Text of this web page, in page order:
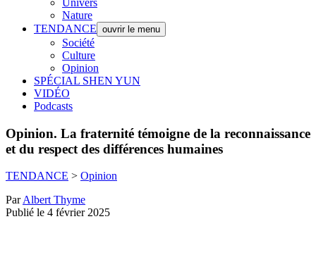
Univers
Nature
TENDANCE ouvrir le menu
Société
Culture
Opinion
SPÉCIAL SHEN YUN
VIDÉO
Podcasts
Opinion. La fraternité témoigne de la reconnaissance
et du respect des différences humaines
TENDANCE > Opinion
ParAlbert Thyme
Publié le 4 février 2025